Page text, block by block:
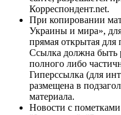
Корреспондент.net.
При копировании
Украины и мира»,
прямая открытая для
Ссылка должна быть
полного либо
Гиперссылка (для
размещена в
материала.
Новости с